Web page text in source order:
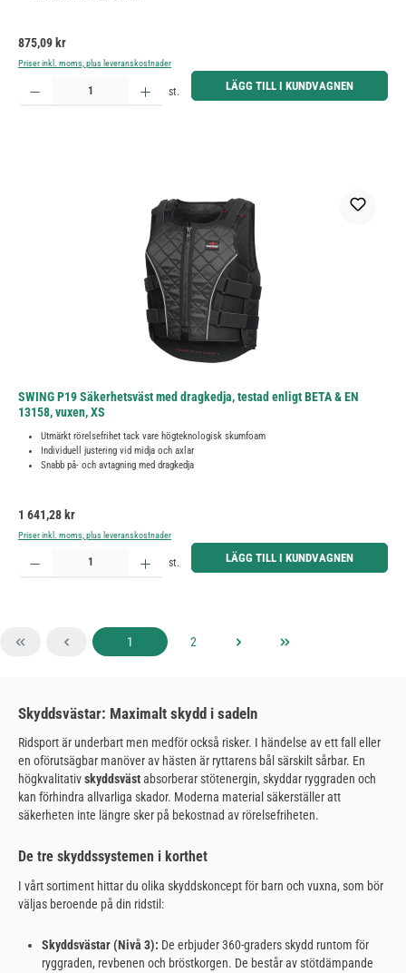
Ordinarie pris:
875,09 kr
Priser inkl. moms, plus leveranskostnader
Produktkvantitet: Ange önskat belopp eller använd knapparna för att öka eller minska kvantiteten.
st. LÄGG TILL I KUNDVAGNEN
SWING P19 Säkerhetsväst med dragkedja, testad enligt BETA & EN
13158, vuxen, XS
Utmärkt rörelsefrihet tack vare högteknologisk skumfoam
Individuell justering vid midja och axlar
Snabb på- och avtagning med dragkedja
Ordinarie pris:
1 641,28 kr
Priser inkl. moms, plus leveranskostnader
Produktkvantitet: Ange önskat belopp eller använd knapparna för att öka eller minska kvantiteten.
st. LÄGG TILL I KUNDVAGNEN
Sida
1 Sida
2
Skyddsvästar: Maximalt skydd i sadeln
Ridsport är underbart men medför också risker. I händelse av ett fall eller
en oförutsägbar manöver av hästen är ryttarens bål särskilt sårbar. En
högkvalitativskyddsvästabsorberar stötenergin, skyddar ryggraden och
kan förhindra allvarliga skador. Moderna material säkerställer att
säkerheten inte längre sker på bekostnad av rörelsefriheten.
De tre skyddssystemen i korthet
I vårt sortiment hittar du olika skyddskoncept för barn och vuxna, som bör
väljas beroende på din ridstil:
Skyddsvästar (Nivå 3): De erbjuder 360-graders skydd runtom för
ryggraden, revbenen och bröstkorgen. De består av stötdämpande